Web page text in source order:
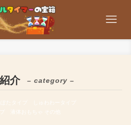
介 – category –
ぽたタイプ
しゅわわータイプ
液体おもちゃ その他